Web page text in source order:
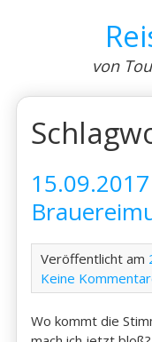
von
Veröffentlicht am
Keine
Wo kommt die